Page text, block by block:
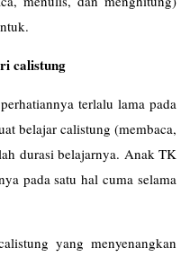
calistung
terlalu lama pada
belajar calistung (membaca,
durasi belajarnya. Anak TK
pada satu hal cuma selama
yang menyenangkan